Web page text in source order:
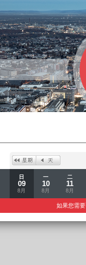
日
09
8月
一
10
8月
二
11
8月
如果您需